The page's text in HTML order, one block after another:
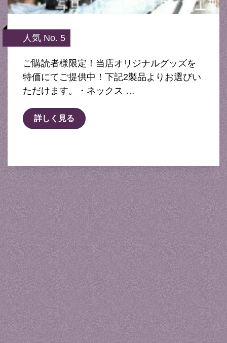
人気 No. 5
ご購読者様限定！当店オリジナルグッズを
特価にてご提供中！下記2製品よりお選びい
ただけます。・ネックス …
詳しく見る